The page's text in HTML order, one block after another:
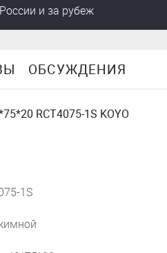
и за рубеж
ОБСУЖДЕНИЯ
RCT4075-1S KOYO
1S